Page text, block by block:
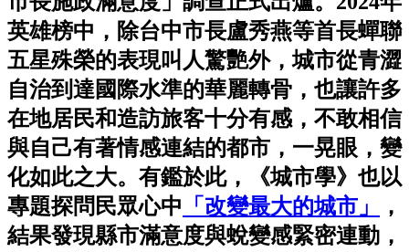
英雄榜中，除台中市長盧秀燕等首長蟬聯
五星殊榮的表現叫人驚艷外，城市從青澀
自治到達國際水準的華麗轉骨，也讓許多
在地居民和造訪旅客十分有感，不敢相信
與自己有著情感連結的都市，一晃眼，變
化如此之大。有鑑於此，《城市學》也以
專題探問民眾心中 「改變最大的城市」
，
結果發現縣市滿意度與蛻變感緊密連動，